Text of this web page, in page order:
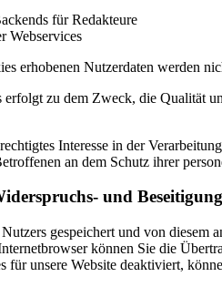
für Redakteure
Webservices
erhobenen Nutzerdaten werden
zu dem Zweck, die Qualität
Interesse in der
an dem Schutz ihrer
und
gespeichert und von
können Sie die
für unsere Website deaktiviert,